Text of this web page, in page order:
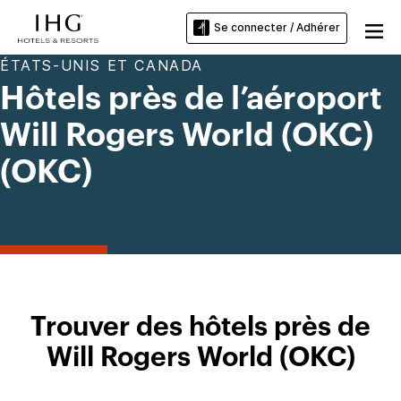
Se connecter / Adhérer
ÉTATS-UNIS ET CANADA
Hôtels près de l’aéroport
Will Rogers World (OKC)
(OKC)
Trouver des hôtels près de
Will Rogers World (OKC)